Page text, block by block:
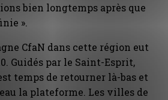
bien longtemps après que
».
CfaN dans cette région eut
Guidés par le Saint-Esprit,
temps de retourner là-bas et
la plateforme. Les villes de